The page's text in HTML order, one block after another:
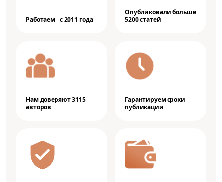
Работаем с 2011 года
Опубликовали больше
5200 статей
Нам доверяют 3115
авторов
Гарантируем сроки
публикации